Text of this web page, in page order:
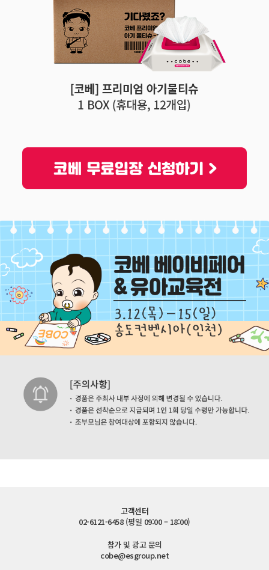
고객센터
02-6121-6458 (평일 09:00 – 18:00)
참가 및 광고 문의
cobe@esgroup.net